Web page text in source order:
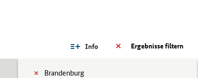
Ergebnisse filtern
Info
Brandenburg